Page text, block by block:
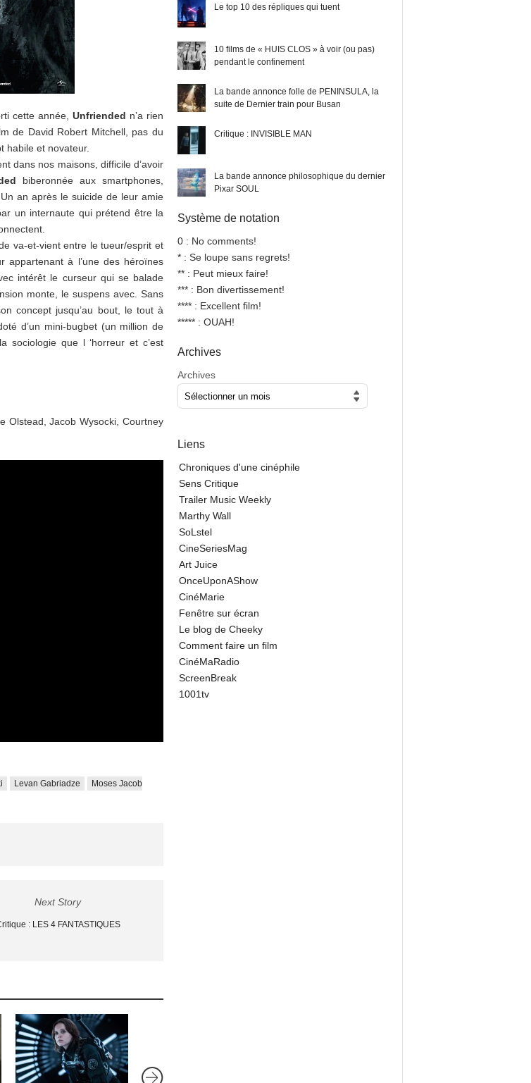
cette année,Unfriended n’a rien
de David Robert Mitchell, pas du
habile et novateur.
dans nos maisons, difficile d’avoir
biberonnée aux smartphones,
an après le suicide de leur amie
un internaute qui prétend être la
va-et-vient entre le tueur/esprit et
appartenant à l’une des héroïnes
intérêt le curseur qui se balade
monte, le suspens avec. Sans
concept jusqu’au bout, le tout à
d’un mini-bugbet (un million de
sociologie que l ‘horreur et c’est
Olstead, Jacob Wysocki, Courtney
Levan Gabriadze
Moses Jacob
Next Story
: LES 4 FANTASTIQUES
Le top 10 des répliques qui tuent
10 films de « HUIS CLOS » à voir (ou pas)
pendant le confinement
La bande annonce folle de PENINSULA, la
suite de Dernier train pour Busan
Critique : INVISIBLE MAN
La bande annonce philosophique du dernier
Pixar SOUL
Système de notation
0 : No comments!
* : Se loupe sans regrets!
** : Peut mieux faire!
*** : Bon divertissement!
**** : Excellent film!
***** : OUAH!
Archives
Archives
Liens
Chroniques d'une cinéphile
Sens Critique
Trailer Music Weekly
Marthy Wall
SoLstel
CineSeriesMag
Art Juice
OnceUponAShow
CinéMarie
Fenêtre sur écran
Le blog de Cheeky
Comment faire un film
CinéMaRadio
ScreenBreak
1001tv